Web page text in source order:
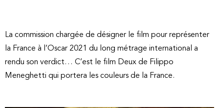
La commission chargée de désigner le film pour représenter
la France à l’Oscar 2021 du long métrage international a
rendu son verdict… C’est le film Deux de Filippo
Meneghetti qui portera les couleurs de la France.